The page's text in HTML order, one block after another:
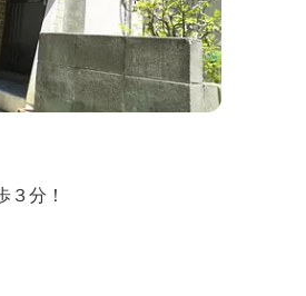
分！